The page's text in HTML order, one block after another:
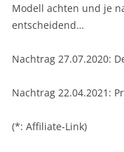
Modell achten und je
entscheidend…
Nachtrag 27.07.2020:
Nachtrag 22.04.2021:
(*: Affiliate-Link)